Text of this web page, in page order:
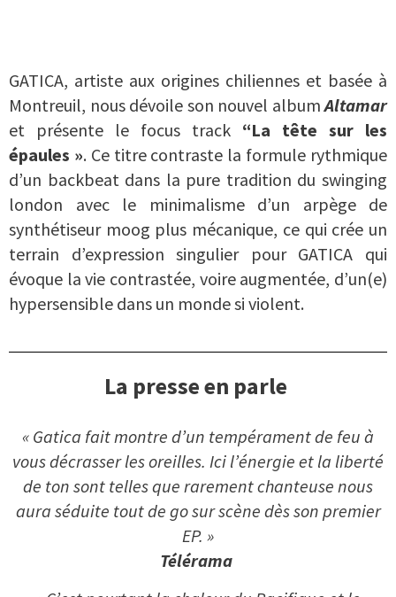
GATICA, artiste aux origines chiliennes et basée à
Montreuil, nous dévoile son nouvel albumAltamar
et présente le focus track “La tête sur les
épaules ». Ce titre contraste la formule rythmique
d’un backbeat dans la pure tradition du swinging
london avec le minimalisme d’un arpège de
synthétiseur moog plus mécanique, ce qui crée un
terrain d’expression singulier pour GATICA qui
évoque la vie contrastée, voire augmentée, d’un(e)
hypersensible dans un monde si violent.
La presse en parle
« Gatica fait montre d’un tempérament de feu à
vous décrasser les oreilles. Ici l’énergie et la liberté
de ton sont telles que rarement chanteuse nous
aura séduite tout de go sur scène dès son premier
EP. »
Télérama